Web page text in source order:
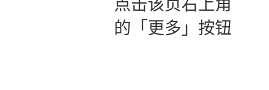
点击该页右上角
的「更多」按钮